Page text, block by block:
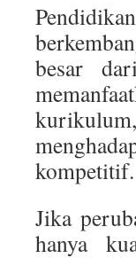
besar
kompetitif.
Jika
hanya